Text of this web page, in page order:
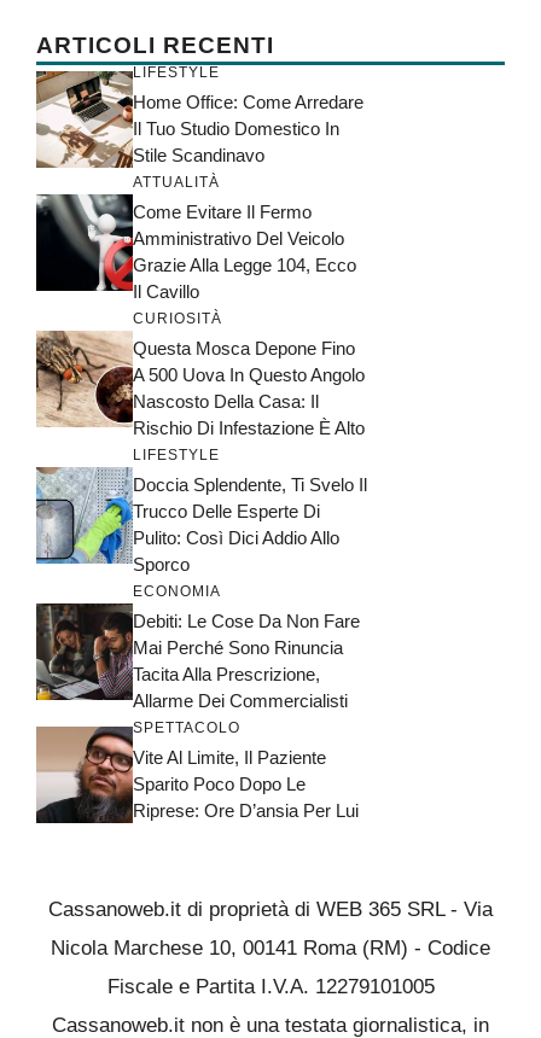
ARTICOLI RECENTI
LIFESTYLE
Home Office: Come Arredare
Il Tuo Studio Domestico In
Stile Scandinavo
ATTUALITÀ
Come Evitare Il Fermo
Amministrativo Del Veicolo
Grazie Alla Legge 104, Ecco
Il Cavillo
CURIOSITÀ
Questa Mosca Depone Fino
A 500 Uova In Questo Angolo
Nascosto Della Casa: Il
Rischio Di Infestazione È Alto
LIFESTYLE
Doccia Splendente, Ti Svelo Il
Trucco Delle Esperte Di
Pulito: Così Dici Addio Allo
Sporco
ECONOMIA
Debiti: Le Cose Da Non Fare
Mai Perché Sono Rinuncia
Tacita Alla Prescrizione,
Allarme Dei Commercialisti
SPETTACOLO
Vite Al Limite, Il Paziente
Sparito Poco Dopo Le
Riprese: Ore D’ansia Per Lui
Cassanoweb.it di proprietà di WEB 365 SRL - Via
Nicola Marchese 10, 00141 Roma (RM) - Codice
Fiscale e Partita I.V.A. 12279101005
Cassanoweb.it non è una testata giornalistica, in